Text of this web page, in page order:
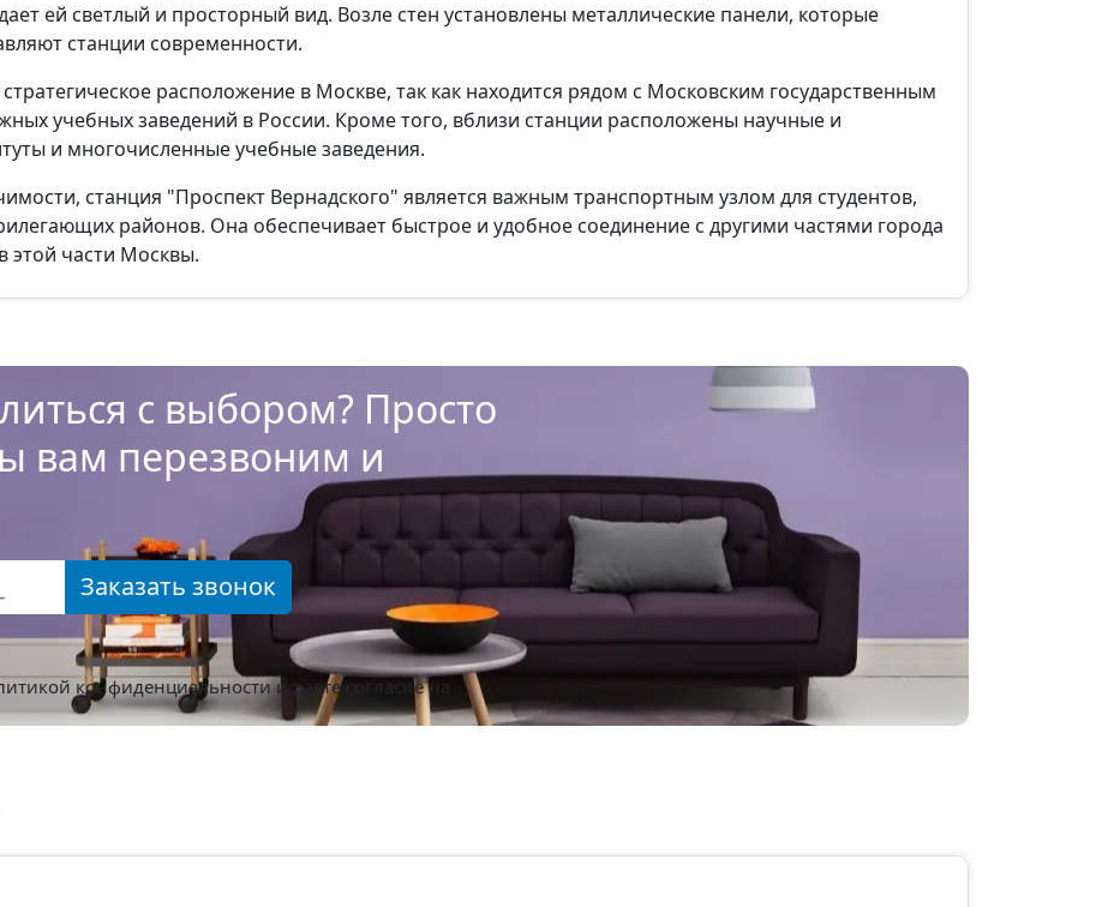
ей светлый и просторный вид. Возле стен установлены металлические панели, которые
станции современности.
расположение в Москве, так как находится рядом с Московским государственным
учебных заведений в России. Кроме того, вблизи станции расположены научные и
и многочисленные учебные заведения.
станция "Проспект Вернадского" является важным транспортным узлом для студентов,
районов. Она обеспечивает быстрое и удобное соединение с другими частями города
этой части Москвы.
с выбором? Просто
вам перезвоним и
Заказать звонок
конфиденциальностии даете согласие на